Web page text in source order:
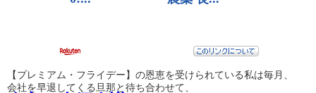
【プレミアム・フライデー】の恩恵を受けられている私は毎月、
会社を早退してくる旦那と待ち合わせて、